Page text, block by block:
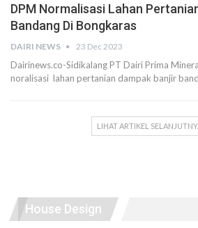
DPM Normalisasi Lahan
Bandang Di Bongkaras
DAIRI NEWS 23 Dec 2023
Dairinews.co-Sidikalang PT Dairi Prima
noralisasi lahan pertanian dampak banjir
LIHAT ARTIKEL SELANJUTNYA
House Design